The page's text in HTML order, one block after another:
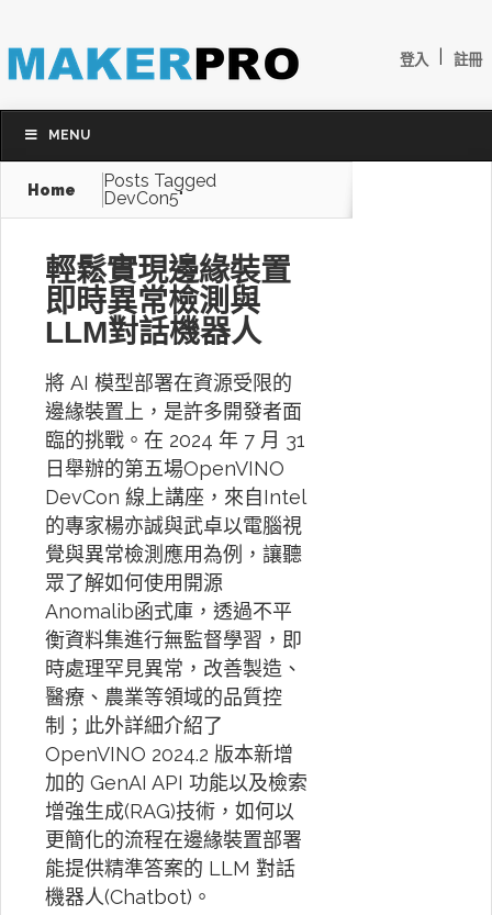
登入 註冊
MENU
Home
Posts Tagged
DevCon5"
輕鬆實現邊緣裝置
即時異常檢測與
LLM對話機器人
將 AI 模型部署在資源受限的
邊緣裝置上，是許多開發者面
臨的挑戰。在 2024 年 7 月 31
日舉辦的第五場OpenVINO
DevCon 線上講座，來自Intel
的專家楊亦誠與武卓以電腦視
覺與異常檢測應用為例，讓聽
眾了解如何使用開源
Anomalib函式庫，透過不平
衡資料集進行無監督學習，即
時處理罕見異常，改善製造、
醫療、農業等領域的品質控
制；此外詳細介紹了
OpenVINO 2024.2 版本新增
加的 GenAI API 功能以及檢索
增強生成(RAG)技術，如何以
更簡化的流程在邊緣裝置部署
能提供精準答案的 LLM 對話
機器人(Chatbot)。